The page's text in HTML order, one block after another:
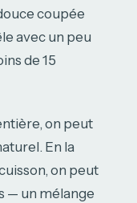
coupée
avec un peu
de 15
on peut
En la
on peut
— un mélange